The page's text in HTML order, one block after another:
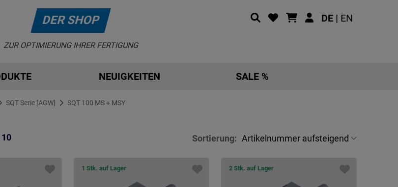
DER SHOP
ZUR OPTIMIERUNG IHRER FERTIGUNG
DE | EN
NEUIGKEITEN SALE %
SQT Serie [AGW] SQT 100 MS + MSY
10 Sortierung:
1 Stk. auf Lager 2 Stk. auf Lager